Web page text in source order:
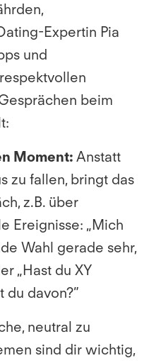
Expertin Pia
und
beim
Moment: Anstatt
zu fallen, bringt das
z.B. über
Ereignisse: „Mich
Wahl gerade sehr,
„Hast du XY
du davon?”
neutral zu
sind dir wichtig,